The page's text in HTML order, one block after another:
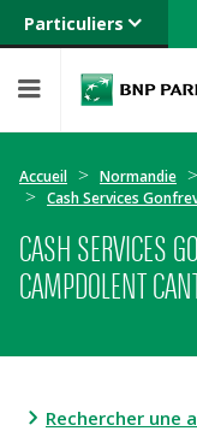
Particuliers
Banque privée
Entreprises
Accueil Normandie
Cash Services
CASH SERVICES
CAMPDOLENT
Rechercher une